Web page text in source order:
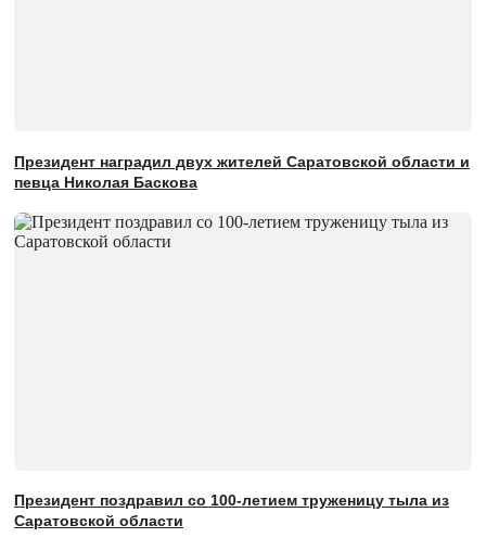
Президент наградил двух жителей Саратовской области и
певца Николая Баскова
Президент поздравил со 100-летием труженицу тыла из
Саратовской области